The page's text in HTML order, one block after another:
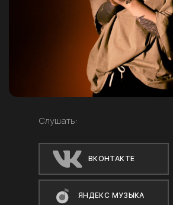
Слушать:
ВКОНТАКТЕ
ЯНДЕКС МУЗЫКА